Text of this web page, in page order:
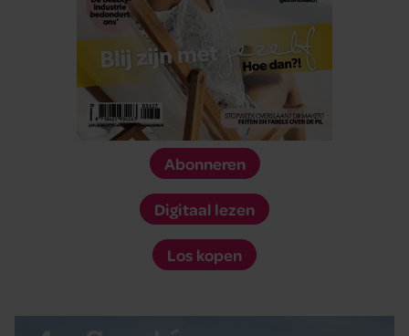
Abonneren
Digitaal lezen
Los kopen